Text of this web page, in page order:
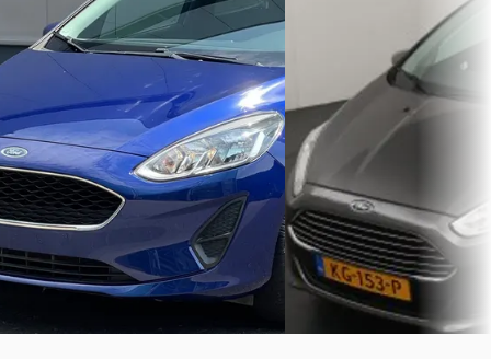
v.a. € 190/mnd
Scherp geprijsd
2017 · 76.825 km · Benzine ·
Handgeschakeld
BPO Automotive Holland· Schijndel
32 dagen geleden geplaatst
Bekijk aanbieding →
Scherp geprijsd
2018 · 173.505 km ·
Handgeschakeld
Auto Smidts Roden
Bekijk aanbieding →
Vergelijk